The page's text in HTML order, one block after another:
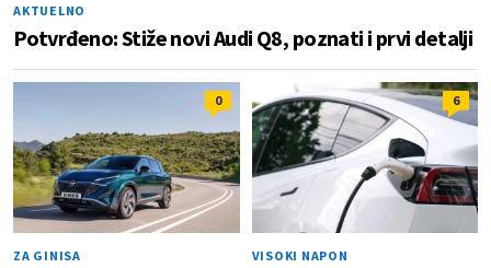
AKTUELNO
Potvrđeno: Stiže novi Audi Q8, poznati i prvi detalji
0
ZA GINISA
6
VISOKI NAPON